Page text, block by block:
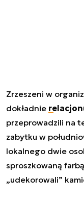
Zrzeszeni w
dokładnie
przeprowadzili na
zabytku w
lokalnego dwie
sproszkowaną
„udekorowali”